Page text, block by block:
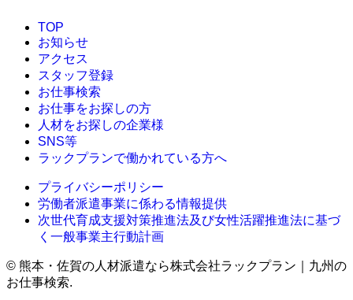
TOP
お知らせ
アクセス
スタッフ登録
お仕事検索
お仕事をお探しの方
人材をお探しの企業様
SNS等
ラックプランで働かれている方へ
プライバシーポリシー
労働者派遣事業に係わる情報提供
次世代育成支援対策推進法及び女性活躍推進法に基づ
く一般事業主行動計画
© 熊本・佐賀の人材派遣なら株式会社ラックプラン｜九州の
お仕事検索.